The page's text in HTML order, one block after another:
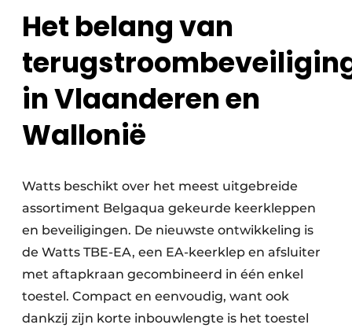
Het belang van
in Vlaanderen en
Wallonië
Watts beschikt over het meest uitgebreide
assorti­ment Belgaqua gekeurde keerkleppen
en beveiligingen. De nieuwste ontwikkeling is
de Watts TBE-EA, een EA-keerklep en afsluiter
met aftapkraan gecombineerd in één enkel
toestel. Compact en eenvoudig, want ook
dankzij zijn korte inbouwlengte is het toestel